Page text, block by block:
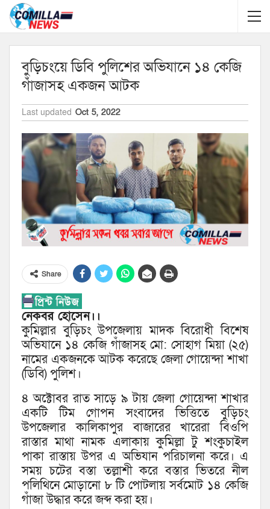
বুড়িচংয়ে ডিবি পুলিশের অভিযানে ১৪ কেজি
গাঁজাসহ একজন আটক
Last updated Oct 5, 2022
Share
নেকবর হোসেন।।
কুমিল্লার বুড়িচং উপজেলায় মাদক বিরোধী বিশেষ
অভিযানে ১৪ কেজি গাঁজাসহ মো: সোহাগ মিয়া (২৫)
নামের একজনকে আটক করেছে জেলা গোয়েন্দা শাখা
(ডিবি) পুলিশ।
৪ অক্টোবর রাত সাড়ে ৯ টায় জেলা গোয়েন্দা শাখার
একটি টিম গোপন সংবাদের ভিত্তিতে বুড়িচং
উপজেলার কালিকাপুর বাজারের খারেরা বিওপি
রাস্তার মাথা নামক এলাকায় কুমিল্লা টু শংকুচাইল
পাকা রাস্তায় উপর এ অভিযান পরিচালনা করে। এ
সময় চটের বস্তা তল্লাশী করে বস্তার ভিতরে নীল
পলিথিনে মোড়ানো ৮ টি পোটলায় সর্বমোট ১৪ কেজি
গাঁজা উদ্ধার করে জব্দ করা হয়।